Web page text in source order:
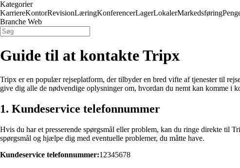
Kategorier
KarriereKontorRevisionLæringKonferencerLagerLokalerMarkedsføring
Branche Web
Guide til at kontakte Tripx
Tripx er en populær rejseplatform, der tilbyder en bred vifte af tjenester til
give dig alle de nødvendige oplysninger om, hvordan du nemt kan komme i
1. Kundeservice telefonnummer
Hvis du har et presserende spørgsmål eller problem, kan du ringe direkte til
spørgsmål og hjælpe dig med eventuelle problemer, du måtte have.
Kundeservice telefonnummer:12345678